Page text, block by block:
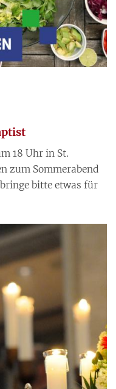
18 Uhr in St.
zum Sommerabend
bitte etwas für